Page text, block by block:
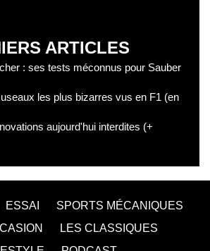
ARTICLES
: ses tests méconnus pour Sauber
les plus bizarres vus en F1 (en
aujourd'hui interdites (+
ESSAI
SPORTS MÉCANIQUES
LES CLASSIQUES